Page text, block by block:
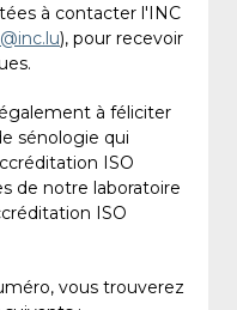
à contacter l'INC
), pour recevoir
à féliciter
sénologie qui
ISO
de notre laboratoire
ISO
vous trouverez